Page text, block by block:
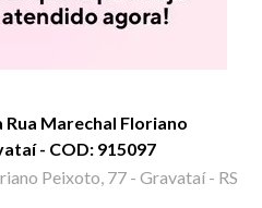
Rua Marechal Floriano
- COD: 915097
Peixoto, 77 - Gravataí - RS